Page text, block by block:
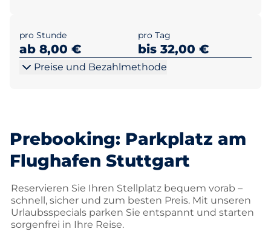
pro Stunde
ab 8,00 €
pro Tag
bis 32,00 €
Preise und Bezahlmethode
Prebooking: Parkplatz am
Flughafen Stuttgart
Reservieren Sie Ihren Stellplatz bequem vorab –
schnell, sicher und zum besten Preis. Mit unseren
Urlaubsspecials parken Sie entspannt und starten
sorgenfrei in Ihre Reise.